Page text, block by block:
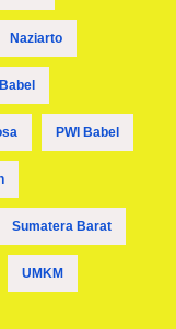
Naziarto
PWI Babel
Sumatera Barat
UMKM